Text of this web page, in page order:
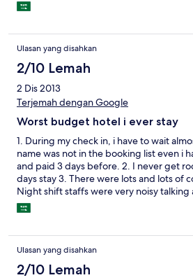
Ulasan yang disahkan
2/10 Lemah
2 Dis 2013
Terjemah dengan Google
Worst budget hotel i ever stay
1. During my check in, i have to wait
name was not in the booking list even i
and paid 3 days before. 2. I never get
days stay 3. There were lots and lots of
Night shift staffs were very noisy
other. I had been staying in numbers of
and terengganu and this is the worst
be my last choice if i have to come back to
Ulasan yang disahkan
2/10 Lemah